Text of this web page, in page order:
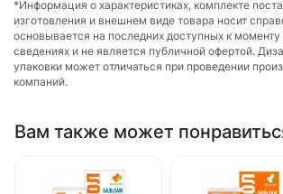
*Информация о характеристиках, комплекте
изготовления и внешнем виде товара носит
основывается на последних доступных к
сведениях и не является публичной офертой.
упаковки может отличаться при проведении
компаний.
Вам также может